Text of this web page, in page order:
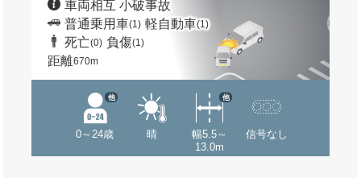
車両相互 小破事故
普通乗用車(1) 軽自動車(1)
死亡(0) 負傷(1)
距離670m
0～24歳
他
晴
幅5.5～
13.0m
他
信号なし